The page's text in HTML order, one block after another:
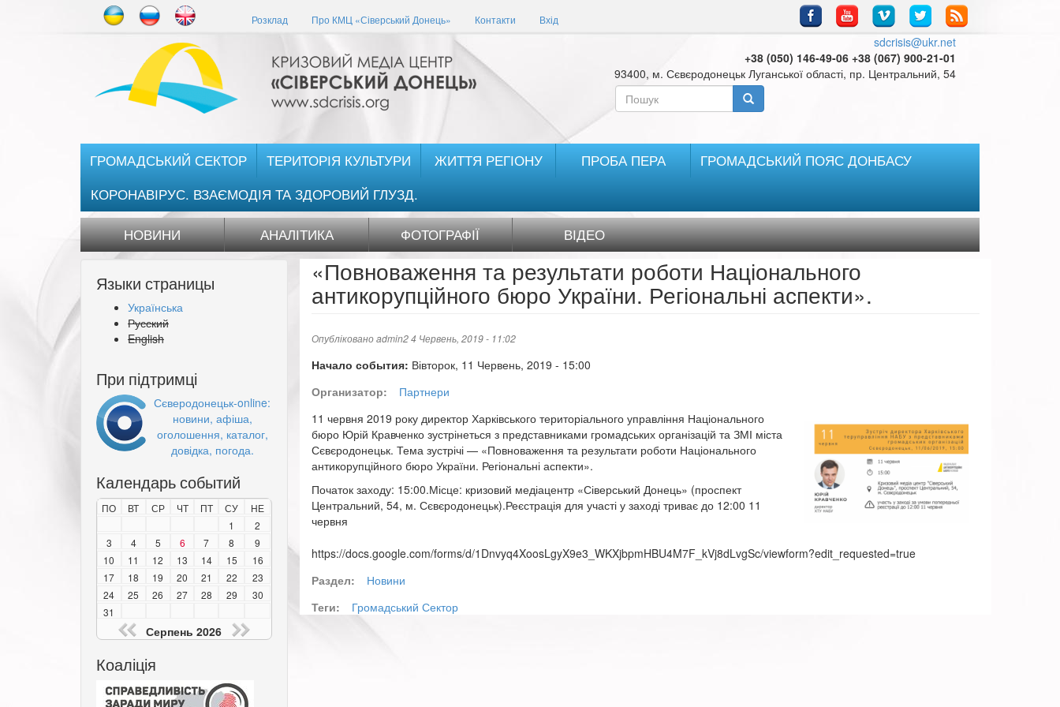
Розклад Про КМЦ «Сіверський Донець» Контакти Вхід
sdcrisis@ukr.net
+38 (050) 146-49-06 +38 (067) 900-21-01
93400, м. Сєвєродонецьк Луганської області, пр. Центральний, 54
Пошукова
форма
ГРОМАДСЬКИЙ СЕКТОР ТЕРИТОРІЯ КУЛЬТУРИ ЖИТТЯ РЕГІОНУ ПРОБА ПЕРА
ГРОМАДСЬКИЙ ПОЯС ДОНБАСУ
КОРОНАВІРУС. ВЗАЄМОДІЯ ТА ЗДОРОВИЙ ГЛУЗД.
НОВИНИ АНАЛІТИКА ФОТОГРАФІЇ ВІДЕО
Языки страницы
Українська
Русский
English
При підтримці
Сєверодонецьк-online:
новини, афіша,
оголошення, каталог,
довідка, погода.
Календарь событий
ПО ВТ СР ЧТ ПТ СУ
НЕ
1
2
3
4 5 6 7 8
9
10
11 12 13 14 15
16
17
18 19 20 21 22
23
24
25 26 27 28 29
30
31
Серпень 2026
Коаліція
«Повноваження та результати роботи Національного
антикорупційного бюро України. Регіональні аспекти».
Опублікованоadmin24 Червень, 2019 - 11:02
Начало события: Вівторок, 11 Червень, 2019 - 15:00
Организатор:
Партнери
11 червня 2019 року директор Харківського територіального управління Національного
бюро Юрій Кравченко зустрінеться з представниками громадських організацій та ЗМІ міста
Сєвєродонецьк. Тема зустрічі — «Повноваження та результати роботи Національного
антикорупційного бюро України. Регіональні аспекти».
Початок заходу: 15:00.Місце: кризовий медіацентр «Сіверський Донець» (проспект
Центральний, 54, м. Сєвєродонецьк).Реєстрація для участі у заході триває до 12:00 11
червня
https://docs.google.com/forms/d/1Dnvyq4XoosLgyX9e3_WKXjbpmHBU4M7F_kVj8dLvgSc/viewform?edit_requested=true
Раздел:
Новини
Теги:
Громадський Сектор